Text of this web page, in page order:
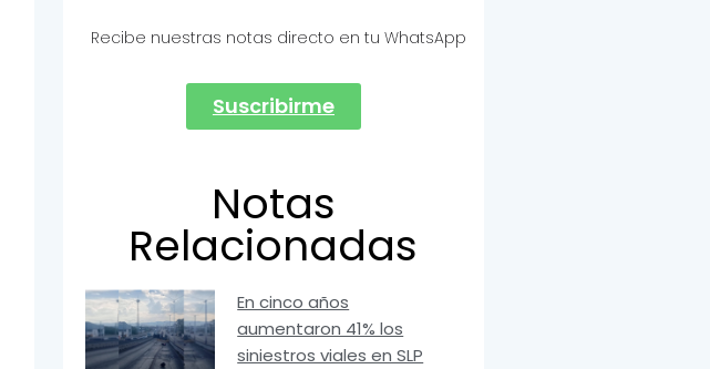
Recibe nuestras notas directo en tu WhatsApp
Suscribirme
Notas
Relacionadas
En cinco años
aumentaron 41% los
siniestros viales en SLP